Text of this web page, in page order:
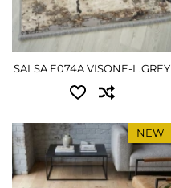
2.50x3.50 - 8190 грн
3.00x4.00 - 11250 грн
ПОДРОБНЕЕ
SALSA E074A VISONE-L.GREY
NEW
Доступные размеры:
0.60x1.10 - 990 грн